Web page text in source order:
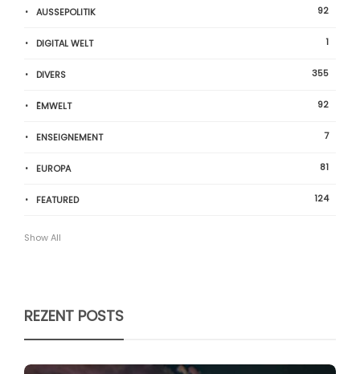
AUSSEPOLITIK 92
DIGITAL WELT 1
DIVERS 355
ËMWELT 92
ENSEIGNEMENT 7
EUROPA 81
FEATURED 124
Show All
REZENT POSTS